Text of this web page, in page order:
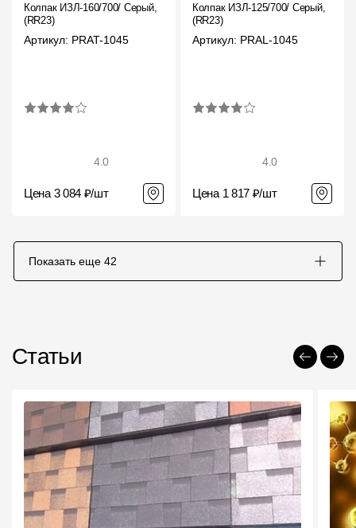
Колпак ИЗЛ-160/700/ Серый,
(RR23)
Артикул: PRAT-1045
4.0
Цена 3 084 ₽/шт
Колпак ИЗЛ-125/700/ Серый,
(RR23)
Артикул: PRAL-1045
4.0
Цена 1 817 ₽/шт
Показать еще 42
Статьи